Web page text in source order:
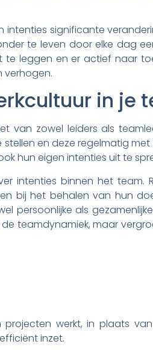
intenties significante
te leven door elke dag
leggen en er actief naar
verhogen.
in je
van zowel leiders als
en deze regelmatig
hun eigen intenties uit te
intenties binnen het team.
bij het behalen van hun
persoonlijke als
teamdynamiek, maar
werkt, in plaats
inzet.